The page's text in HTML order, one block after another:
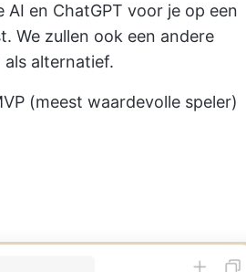
en ChatGPT voor je op een
We zullen ook een andere
alternatief.
(meest waardevolle speler)